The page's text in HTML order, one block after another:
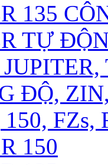
135
TỰ
ĐỘ,
FZs,
150